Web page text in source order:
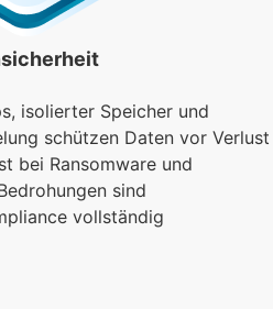
isolierter Speicher und
schützen Daten vor Verlust
bei Ransomware und
sind
vollständig